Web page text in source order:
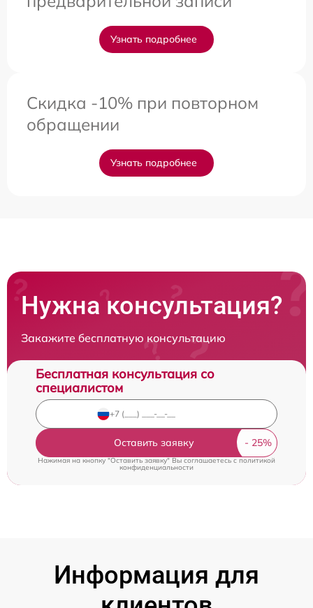
Узнать подробнее
Скидка -10% при повторном
обращении
Узнать подробнее
Нужна консультация?
Закажите бесплатную консультацию
Бесплатная консультация со
специалистом
Оставить заявку
Нажимая на кнопку "Оставить заявку" Вы соглашаетесь cполитикой
конфиденциальности
Информация для